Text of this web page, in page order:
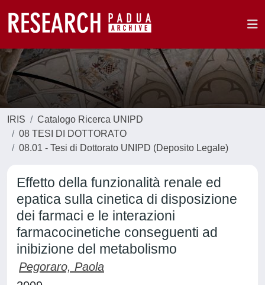
IRIS
Catalogo Ricerca UNIPD
08 TESI DI DOTTORATO
08.01 - Tesi di Dottorato UNIPD (Deposito Legale)
Effetto della funzionalità renale ed
epatica sulla cinetica di disposizione
dei farmaci e le interazioni
farmacocinetiche conseguenti ad
inibizione del metabolismo
Pegoraro, Paola